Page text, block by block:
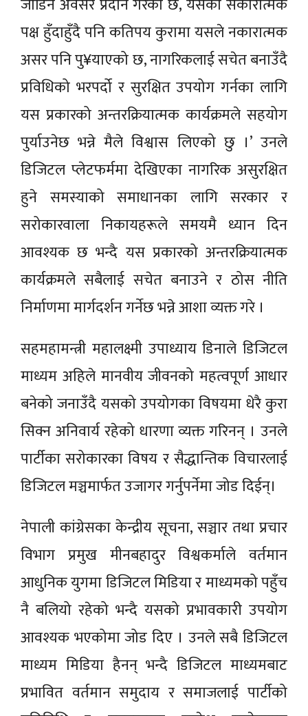
जोडिने अवसर प्रदान गरेको छ, यसको सकारात्मक
पक्ष हुँदाहुँदै पनि कतिपय कुरामा यसले नकारात्मक
असर पनि पु¥याएको छ, नागरिकलाई सचेत बनाउँदै
प्रविधिको भरपर्दो र सुरक्षित उपयोग गर्नका लागि
यस प्रकारको अन्तरक्रियात्मक कार्यक्रमले सहयोग
पुर्याउनेछ भन्ने मैले विश्वास लिएको छु ।’ उनले
डिजिटल प्लेटफर्ममा देखिएका नागरिक असुरक्षित
हुने समस्याको समाधानका लागि सरकार र
सरोकारवाला निकायहरूले समयमै ध्यान दिन
आवश्यक छ भन्दै यस प्रकारको अन्तरक्रियात्मक
कार्यक्रमले सबैलाई सचेत बनाउने र ठोस नीति
निर्माणमा मार्गदर्शन गर्नेछ भन्ने आशा व्यक्त गरे ।
सहमहामन्त्री महालक्ष्मी उपाध्याय डिनाले डिजिटल
माध्यम अहिले मानवीय जीवनको महत्वपूर्ण आधार
बनेको जनाउँदै यसको उपयोगका विषयमा धेरै कुरा
सिक्न अनिवार्य रहेको धारणा व्यक्त गरिनन् । उनले
पार्टीका सरोकारका विषय र सैद्धान्तिक विचारलाई
डिजिटल मञ्चमार्फत उजागर गर्नुपर्नेमा जोड दिईन्।
नेपाली कांग्रेसका केन्द्रीय सूचना, सञ्चार तथा प्रचार
विभाग प्रमुख मीनबहादुर विश्वकर्माले वर्तमान
आधुनिक युगमा डिजिटल मिडिया र माध्यमको पहुँच
नै बलियो रहेको भन्दै यसको प्रभावकारी उपयोग
आवश्यक भएकोमा जोड दिए । उनले सबै डिजिटल
माध्यम मिडिया हैनन् भन्दै डिजिटल माध्यमबाट
प्रभावित वर्तमान समुदाय र समाजलाई पार्टीको